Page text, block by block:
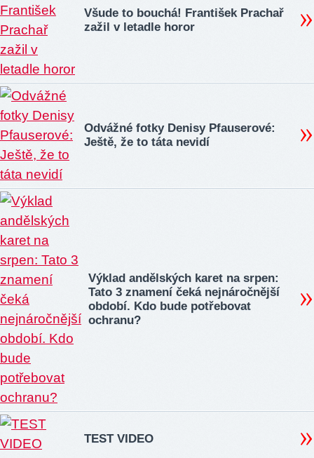
Všude to bouchá! František Prachař
zažil v letadle horor
Odvážné fotky Denisy Pfauserové:
Ještě, že to táta nevidí
Výklad andělských karet na srpen:
Tato 3 znamení čeká nejnáročnější
období. Kdo bude potřebovat
ochranu?
TEST VIDEO